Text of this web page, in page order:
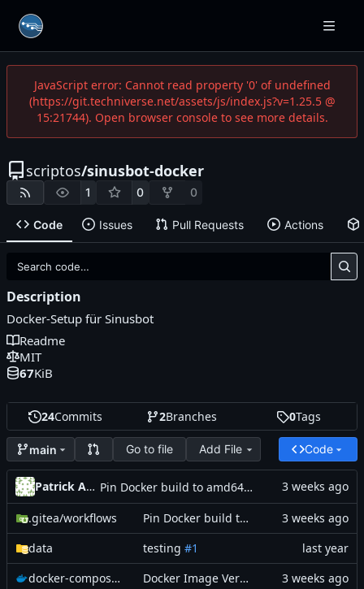
JavaScript error: Cannot read property '0' of undefined
(https://git.techniverse.net/assets/js/index.js?v=1.25.5 @
15:21744). Open browser console to see more details.
scriptos/sinusbot-docker
1 0 0
Code Issues Pull Requests Actions
24Commits 2Branches 0Tags
main Go to file Add File Code
Patrick Asmus Pin Docker build to amd64 runner
.gitea/workflows
Pin Docker build to amd64 runner
data
testing #1
docker-compose.yaml
Docker Image Version erhöht
Description
Docker-Setup für Sinusbot
Readme
MIT
67KiB